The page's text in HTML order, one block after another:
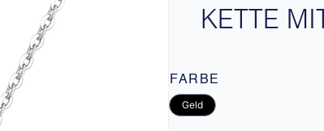
KETTE
FARBE
Geld